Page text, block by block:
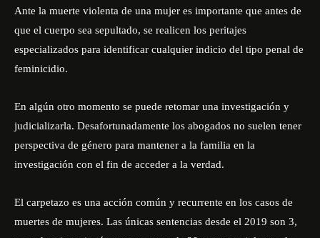
Ante la muerte violenta de una mujer es importante que antes de
que el cuerpo sea sepultado, se realicen los peritajes
especializados para identificar cualquier indicio del tipo penal de
feminicidio.
En algún otro momento se puede retomar una investigación y
judicializarla. Desafortunadamente los abogados no suelen tener
perspectiva de género para mantener a la familia en la
investigación con el fin de acceder a la verdad.
El carpetazo es una acción común y recurrente en los casos de
muertes de mujeres. Las únicas sentencias desde el 2019 son 3,